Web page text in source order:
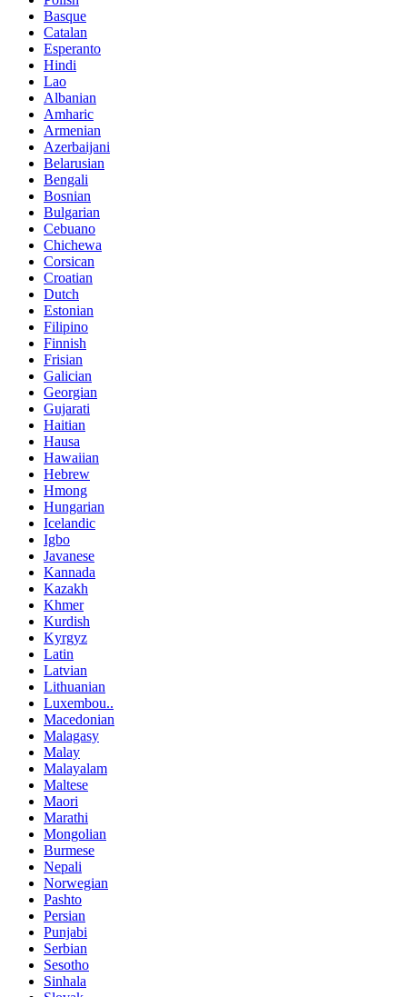
Basque
Catalan
Esperanto
Hindi
Lao
Albanian
Amharic
Armenian
Azerbaijani
Belarusian
Bengali
Bosnian
Bulgarian
Cebuano
Chichewa
Corsican
Croatian
Dutch
Estonian
Filipino
Finnish
Frisian
Galician
Georgian
Gujarati
Haitian
Hausa
Hawaiian
Hebrew
Hmong
Hungarian
Icelandic
Igbo
Javanese
Kannada
Kazakh
Khmer
Kurdish
Kyrgyz
Latin
Latvian
Lithuanian
Luxembou..
Macedonian
Malagasy
Malay
Malayalam
Maltese
Maori
Marathi
Mongolian
Burmese
Nepali
Norwegian
Pashto
Persian
Punjabi
Serbian
Sesotho
Sinhala